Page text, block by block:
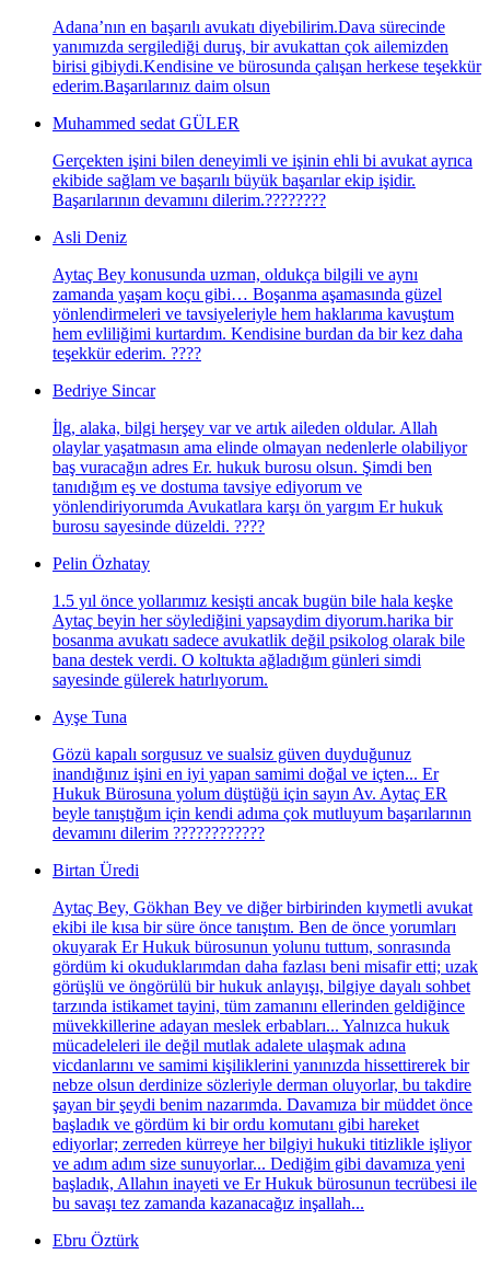
Adana’nın en başarılı avukatı diyebilirim.Dava sürecinde
yanımızda sergilediği duruş, bir avukattan çok ailemizden
birisi gibiydi.Kendisine ve bürosunda çalışan herkese teşekkür
ederim.Başarılarınız daim olsun
Muhammed sedat GÜLER
Gerçekten işini bilen deneyimli ve işinin ehli bi avukat ayrıca
ekibide sağlam ve başarılı büyük başarılar ekip işidir.
Başarılarının devamını dilerim.????????
Asli Deniz
Aytaç Bey konusunda uzman, oldukça bilgili ve aynı
zamanda yaşam koçu gibi… Boşanma aşamasında güzel
yönlendirmeleri ve tavsiyeleriyle hem haklarıma kavuştum
hem evliliğimi kurtardım. Kendisine burdan da bir kez daha
teşekkür ederim. ????
Bedriye Sincar
İlg, alaka, bilgi herşey var ve artık aileden oldular. Allah
olaylar yaşatmasın ama elinde olmayan nedenlerle olabiliyor
baş vuracağın adres Er. hukuk burosu olsun. Şimdi ben
tanıdığım eş ve dostuma tavsiye ediyorum ve
yönlendiriyorumda Avukatlara karşı ön yargım Er hukuk
burosu sayesinde düzeldi. ????
Pelin Özhatay
1.5 yıl önce yollarımız kesişti ancak bugün bile hala keşke
Aytaç beyin her söylediğini yapsaydim diyorum.harika bir
bosanma avukatı sadece avukatlik değil psikolog olarak bile
bana destek verdi. O koltukta ağladığım günleri simdi
sayesinde gülerek hatırlıyorum.
Ayşe Tuna
Gözü kapalı sorgusuz ve sualsiz güven duyduğunuz
inandığınız işini en iyi yapan samimi doğal ve içten... Er
Hukuk Bürosuna yolum düştüğü için sayın Av. Aytaç ER
beyle tanıştığım için kendi adıma çok mutluyum başarılarının
devamını dilerim ????????????
Birtan Üredi
Aytaç Bey, Gökhan Bey ve diğer birbirinden kıymetli avukat
ekibi ile kısa bir süre önce tanıştım. Ben de önce yorumları
okuyarak Er Hukuk bürosunun yolunu tuttum, sonrasında
gördüm ki okuduklarımdan daha fazlası beni misafir etti; uzak
görüşlü ve öngörülü bir hukuk anlayışı, bilgiye dayalı sohbet
tarzında istikamet tayini, tüm zamanını ellerinden geldiğince
müvekkillerine adayan meslek erbabları... Yalnızca hukuk
mücadeleleri ile değil mutlak adalete ulaşmak adına
vicdanlarını ve samimi kişiliklerini yanınızda hissettirerek bir
nebze olsun derdinize sözleriyle derman oluyorlar, bu takdire
şayan bir şeydi benim nazarımda. Davamıza bir müddet önce
başladık ve gördüm ki bir ordu komutanı gibi hareket
ediyorlar; zerreden kürreye her bilgiyi hukuki titizlikle işliyor
ve adım adım size sunuyorlar... Dediğim gibi davamıza yeni
başladık, Allahın inayeti ve Er Hukuk bürosunun tecrübesi ile
bu savaşı tez zamanda kazanacağız inşallah...
Ebru Öztürk